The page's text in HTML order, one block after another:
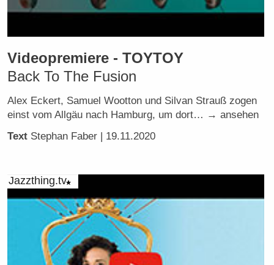
Videopremiere - TOYTOY
Back To The Fusion
Alex Eckert, Samuel Wootton und Silvan Strauß zogen
einst vom Allgäu nach Hamburg, um dort… → ansehen
Text Stephan Faber | 19.11.2020
Jazzthing.tv